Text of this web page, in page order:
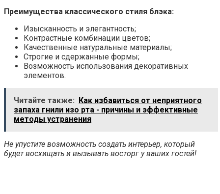
Преимущества классического стиля блэка:
Изысканность и элегантность;
Контрастные комбинации цветов;
Качественные натуральные материалы;
Строгие и сдержанные формы;
Возможность использования декоративных
элементов.
Читайте также:
Как избавиться от неприятного
запаха гнили изо рта - причины и эффективные
методы устранения
Не упустите возможность создать интерьер, который
будет восхищать и вызывать восторг у ваших гостей!